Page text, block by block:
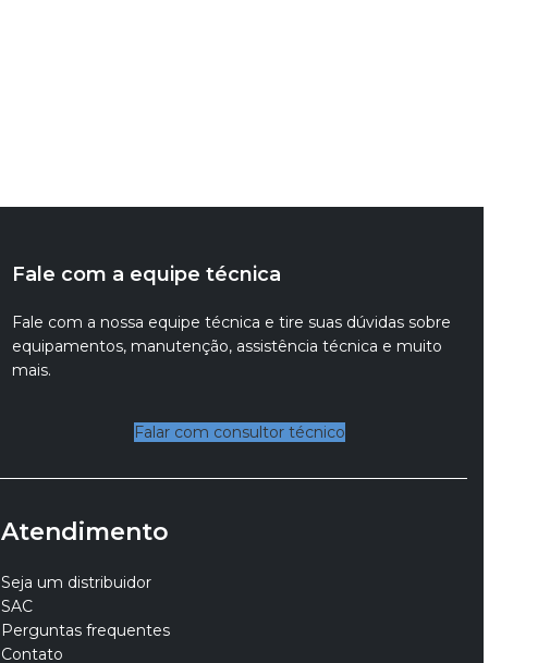
Fale com a equipe técnica
Fale com a nossa equipe técnica e tire suas dúvidas sobre
equipamentos, manutenção, assistência técnica e muito
mais.
Falar com consultor técnico
Atendimento
Seja um distribuidor
SAC
Perguntas frequentes
Contato